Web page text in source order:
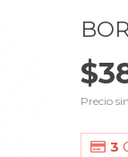
Precio
3